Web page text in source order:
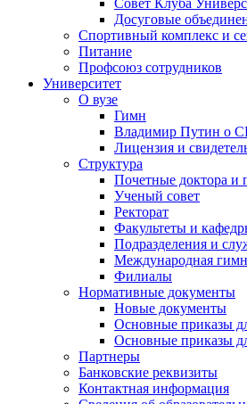
Совет Клуба
Досуговые
Спортивный комплекс и
Питание
Профсоюз сотрудников
Университет
О вузе
Гимн
Владимир Путин о
Лицензия и
Структура
Почетные доктора и
Ученый совет
Ректорат
Факультеты и
Подразделения и
Международная
Филиалы
Нормативные документы
Новые документы
Основные приказы
Основные приказы
Партнеры
Банковские реквизиты
Контактная информация